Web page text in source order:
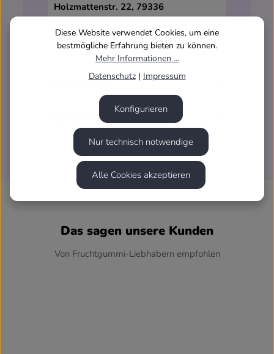
Diese Website verwendet Cookies, um eine
bestmögliche Erfahrung bieten zu können.
Mehr Informationen ...
Datenschutz| Impressum
Nur technisch notwendige
Konfigurieren
Alle Cookies akzeptieren
Holzmattenstr. 22, 79336
Herbolzheim
Inhaltsstoffe
Nährwerte
Das sagen unsere Kunden
Von Fruchtgummi-Liebhabern empfohlen